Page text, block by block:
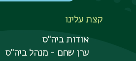
קצת עלינו
אודות ביה"ס
ערן שחם - מנהל ביה"ס